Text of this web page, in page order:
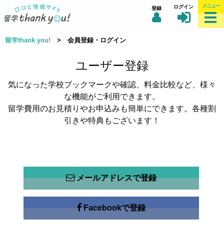
登録 ログイン メニュー
留学thank you! > 会員登録・ログイン
ユーザー登録
気になった学校ブックマークや確認、料金比較など、様々
な機能がご利用できます。
留学費用のお見積りやお申込みも簡単にできます。各種割
引きや特典もございます！
メールアドレスで登録
Facebookで登録